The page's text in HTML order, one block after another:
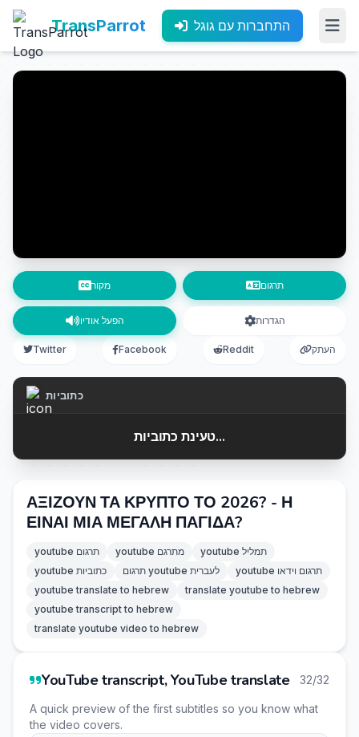
TransParrot התחברות עם גוגל
מקור תרגום
הפעל אודיו הגדרות
Twitter Facebook Reddit העתק
כתוביות
טעינת כתוביות...
ΑΞΙΖΟΥΝ ΤΑ ΚΡΥΠΤΟ ΤΟ 2026? - Η
ΕΙΝΑΙ ΜΙΑ ΜΕΓΑΛΗ ΠΑΓΙΔΑ?
youtube תרגום youtube מתרגם
youtube תמליל
youtube כתוביות
תרגום youtube לעברית
youtube תרגום וידאו
youtube translate to hebrew
translate youtube to hebrew
youtube transcript to hebrew
translate youtube video to hebrew
YouTube transcript, YouTube translate 32/32
A quick preview of the first subtitles so you know what
the video covers.